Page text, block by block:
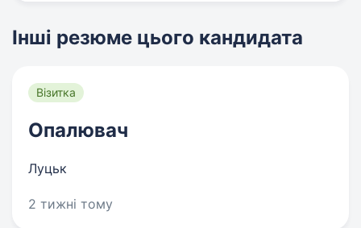
Інші резюме цього кандидата
Візитка
Опалювач
Луцьк
2 тижні тому